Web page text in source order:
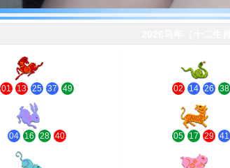
01 13 25 37 49 02 14 26 38
04 16 28 40
[冲猴]
05 17 29 41
[冲蛇]